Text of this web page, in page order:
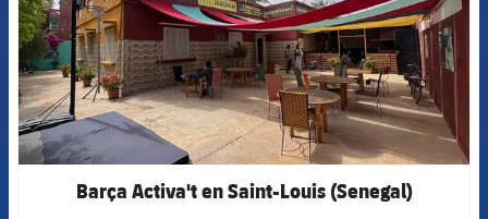
Barça Activa't en Saint-Louis (Senegal)